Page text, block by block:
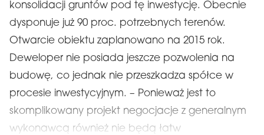
konsolidacji gruntów pod tę inwestycję. Obecnie
dysponuje już 90 proc. potrzebnych terenów.
Otwarcie obiektu zaplanowano na 2015 rok.
Deweloper nie posiada jeszcze pozwolenia na
budowę, co jednak nie przeszkadza spółce w
procesie inwestycyjnym. – Ponieważ jest to
skomplikowany projekt negocjacje z generalnym
wykonawcą również nie będą łatw